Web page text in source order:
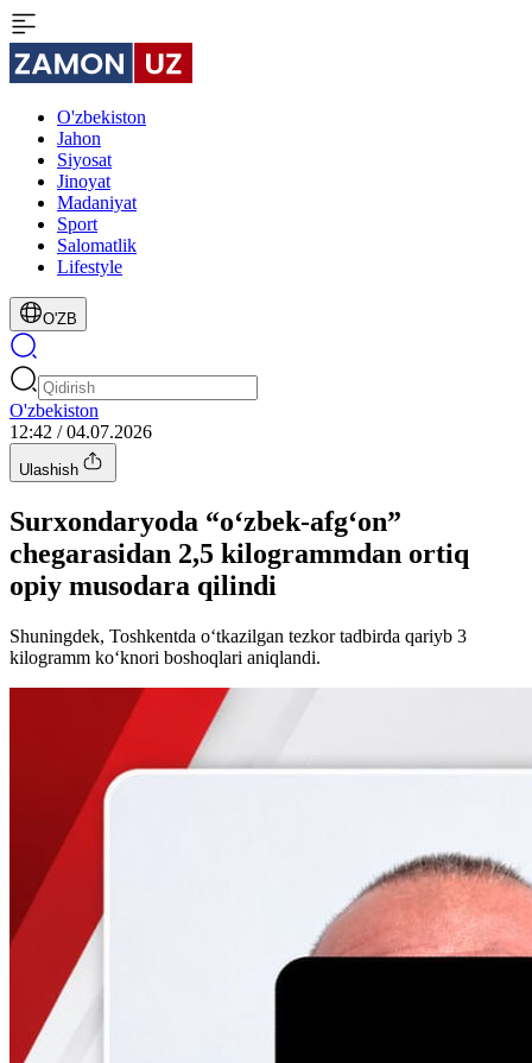
O'zbekiston
Jahon
Siyosat
Jinoyat
Madaniyat
Sport
Salomatlik
Lifestyle
O'ZB
O'zbekiston
12:42 / 04.07.2026
Ulashish
Surxondaryoda “o‘zbek-afg‘on”
chegarasidan 2,5 kilogrammdan ortiq
opiy musodara qilindi
Shuningdek, Toshkentda o‘tkazilgan tezkor tadbirda qariyb 3
kilogramm ko‘knori boshoqlari aniqlandi.